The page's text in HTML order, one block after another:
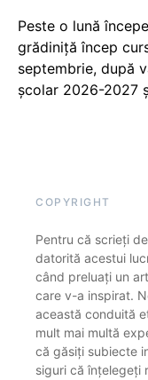
Peste o lună
grădiniță încep
septembrie, după
școlar 2026-2027
COPYRIGHT
Pentru că scrieți
datorită acestui
când preluați un
care v-a inspirat.
această conduită
mult mai multă
că găsiți subiecte
siguri că înțelegeți